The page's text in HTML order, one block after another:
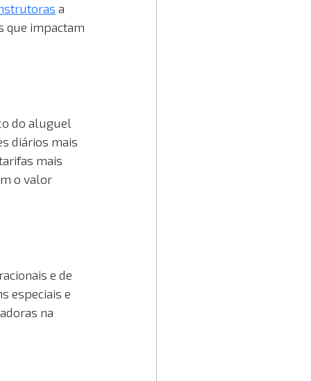
a
que impactam
do aluguel
diários mais
mais
o valor
e de
especiais e
na